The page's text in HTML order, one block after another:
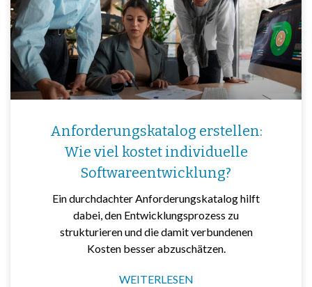
Anforderungskatalog erstellen:
Wie viel kostet individuelle
Softwareentwicklung?
Ein durchdachter Anforderungskatalog hilft
dabei, den Entwicklungsprozess zu
strukturieren und die damit verbundenen
Kosten besser abzuschätzen.
WEITERLESEN